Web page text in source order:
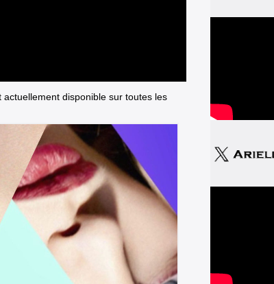
actuellement disponible sur toutes les